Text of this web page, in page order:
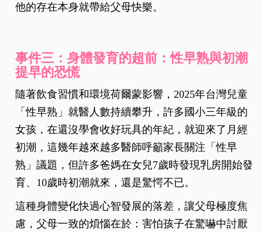
他的存在本身就帶給父母快樂。
事件三：身體發育的超前：性早熟與初潮
提早的恐慌
隨著飲食習慣和環境荷爾蒙影響，2025年台灣兒童
「性早熟」就醫人數持續攀升，許多國小三年級的
女孩，在還沒學會收好玩具的年紀，就迎來了月經
初潮，這幾年越來越多醫師呼籲家長關注「性早
熟」議題，但許多爸媽在女兒7歲時發現乳房開始發
育、10歲時初潮就來，還是驚愕不已。
這種身體變化快過心智發展的落差，讓父母極度焦
慮，父母一致的煩惱在於：害怕孩子在驚嚇中討厭